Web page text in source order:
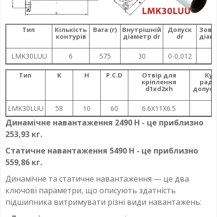
Тип Кількість
контурів
Вага (г) Внутрішній
діаметр dr
Допуск
dr
LMK30LUU 6 575 30 0-0,012
Тип K H P.C.D Отвір для
кріплення
d1xd2xh
LMK30LUU 58 10 60 6.6X11X6.5
Динамічне навантаження 2490 Н - це приблизно
253,93 кг.
Статичне навантаження 5490 Н - це приблизно
559,86 кг.
Динамічне та статичне навантаження — це два
ключові параметри, що описують здатність
підшипника витримувати різні види навантажень: